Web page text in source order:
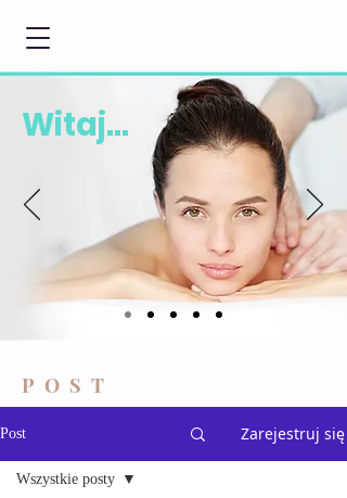
Witaj...
POST
Post Zarejestruj się
Wszystkie posty